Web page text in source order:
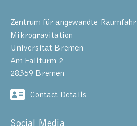
Zentrum für angewandte
Mikrogravitation
Universität Bremen
Am Fallturm 2
28359 Bremen
Contact Details
Social Media